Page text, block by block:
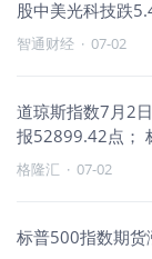
股中美光科技跌
智通财经 · 07-02
道琼斯指数7月2
报52899.42点；
格隆汇 · 07-02
标普500指数期货